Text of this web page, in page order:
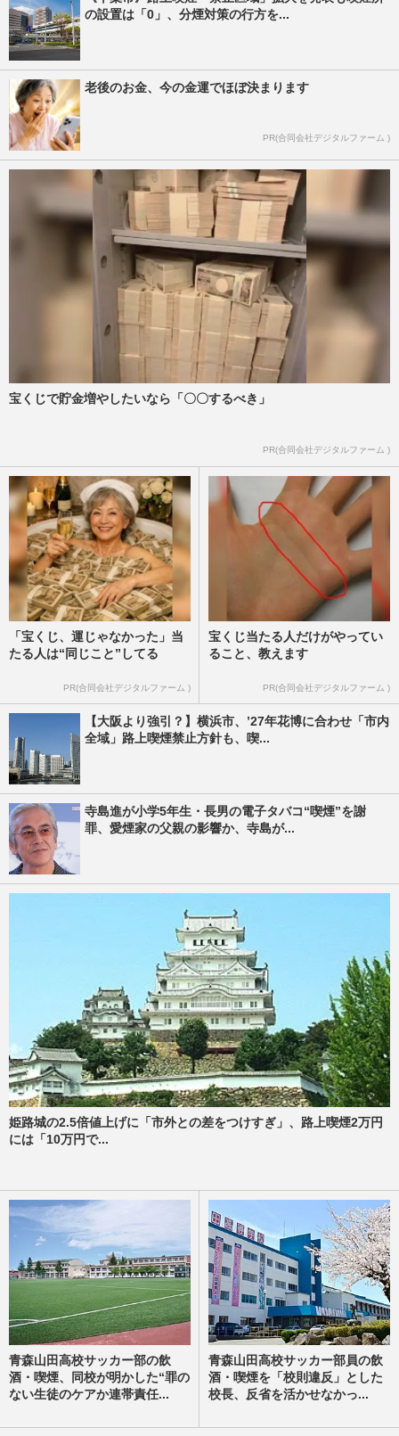
の設置は「0」、分煙対策の行方を...
老後のお金、今の金運でほぼ決まります
PR(合同会社デジタルファーム )
宝くじで貯金増やしたいなら「〇〇するべき」
PR(合同会社デジタルファーム )
「宝くじ、運じゃなかった」当
たる人は“同じこと”してる
PR(合同会社デジタルファーム )
宝くじ当たる人だけがやってい
ること、教えます
PR(合同会社デジタルファーム )
【大阪より強引？】横浜市、’27年花博に合わせ「市内
全域」路上喫煙禁止方針も、喫...
寺島進が小学5年生・長男の電子タバコ“喫煙”を謝
罪、愛煙家の父親の影響か、寺島が...
姫路城の2.5倍値上げに「市外との差をつけすぎ」、路上喫煙2万円
には「10万円で...
青森山田高校サッカー部の飲
酒・喫煙、同校が明かした“罪の
ない生徒のケアか連帯責任...
青森山田高校サッカー部員の飲
酒・喫煙を「校則違反」とした
校長、反省を活かせなかっ...